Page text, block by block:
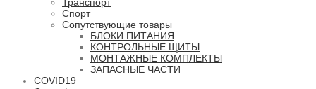
Транспорт
Спорт
Сопутствующие товары
БЛОКИ ПИТАНИЯ
КОНТРОЛЬНЫЕ ЩИТЫ
МОНТАЖНЫЕ КОМПЛЕКТЫ
ЗАПАСНЫЕ ЧАСТИ
COVID19